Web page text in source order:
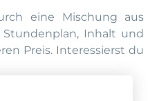
eine Mischung aus
Inhalt und
Preis. Interessierst du